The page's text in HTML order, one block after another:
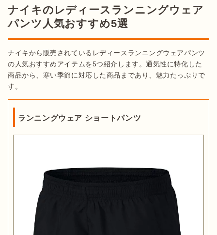
ナイキのレディースランニングウェア
パンツ人気おすすめ5選
ナイキから販売されているレディースランニングウェアパンツ
の人気おすすめアイテムを5つ紹介します。通気性に特化した
商品から、寒い季節に対応した商品まであり、魅力たっぷりで
す。
ランニングウェア ショートパンツ